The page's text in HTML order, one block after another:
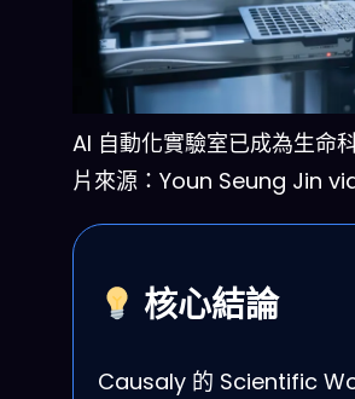
AI 自動化實驗室已成為生命
片來源：Youn Seung Jin
核心結論
Causaly 的 Scientific